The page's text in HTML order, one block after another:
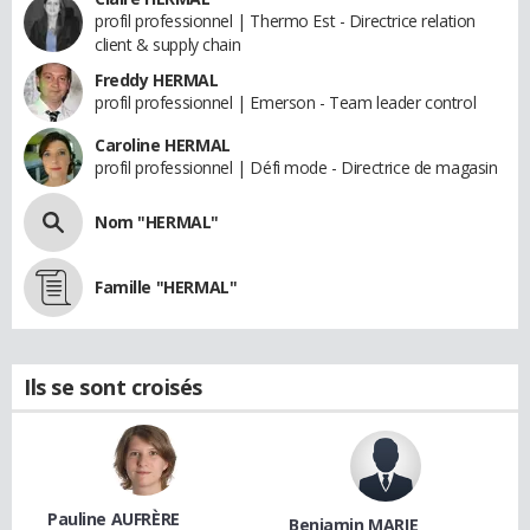
profil professionnel | Thermo Est - Directrice relation
client & supply chain
Freddy HERMAL
profil professionnel | Emerson - Team leader control
Caroline HERMAL
profil professionnel | Défi mode - Directrice de magasin
Nom "HERMAL"
Famille "HERMAL"
Ils se sont croisés
Pauline AUFRÈRE Benjamin MARIE